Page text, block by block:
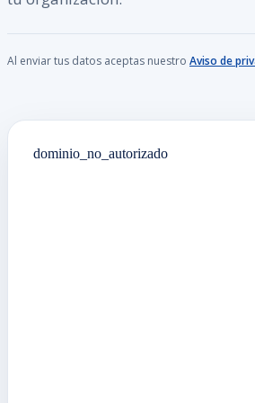
Al enviar tus datos aceptas nuestro Aviso de
dominio_no_autorizado